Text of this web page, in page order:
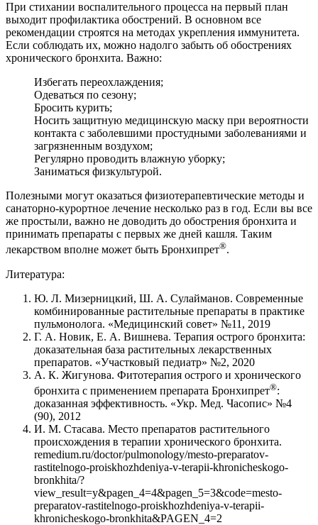
При стихании воспалительного процесса на первый план
выходит профилактика обострений. В основном все
рекомендации строятся на методах укрепления иммунитета.
Если соблюдать их, можно надолго забыть об обострениях
хронического бронхита. Важно:
Избегать переохлаждения;
Одеваться по сезону;
Бросить курить;
Носить защитную медицинскую маску при вероятности
контакта с заболевшими простудными заболеваниями и
загрязненным воздухом;
Регулярно проводить влажную уборку;
Заниматься физкультурой.
Полезными могут оказаться физиотерапевтические методы и
санаторно-курортное лечение несколько раз в год. Если вы все
же простыли, важно не доводить до обострения бронхита и
принимать препараты с первых же дней кашля. Таким
лекарством вполне может быть Бронхипрет®.
Литература:
Ю. Л. Мизерницкий, Ш. А. Сулайманов. Современные
комбинированные растительные препараты в практике
пульмонолога. «Медицинский совет» №11, 2019
Г. А. Новик, Е. А. Вишнева. Терапия острого бронхита:
доказательная база растительных лекарственных
препаратов. «Участковый педиатр» №2, 2020
А. К. Жигунова. Фитотерапия острого и хронического
бронхита с применением препарата Бронхипрет®:
доказанная эффективность. «Укр. Мед. Часопис» №4
(90), 2012
И. М. Стасава. Место препаратов растительного
происхождения в терапии хронического бронхита.
remedium.ru/doctor/pulmonology/mesto-preparatov-
rastitelnogo-proiskhozhdeniya-v-terapii-khronicheskogo-
bronkhita/?
view_result=y&pagen_4=4&pagen_5=3&code=mesto-
preparatov-rastitelnogo-proiskhozhdeniya-v-terapii-
khronicheskogo-bronkhita&PAGEN_4=2